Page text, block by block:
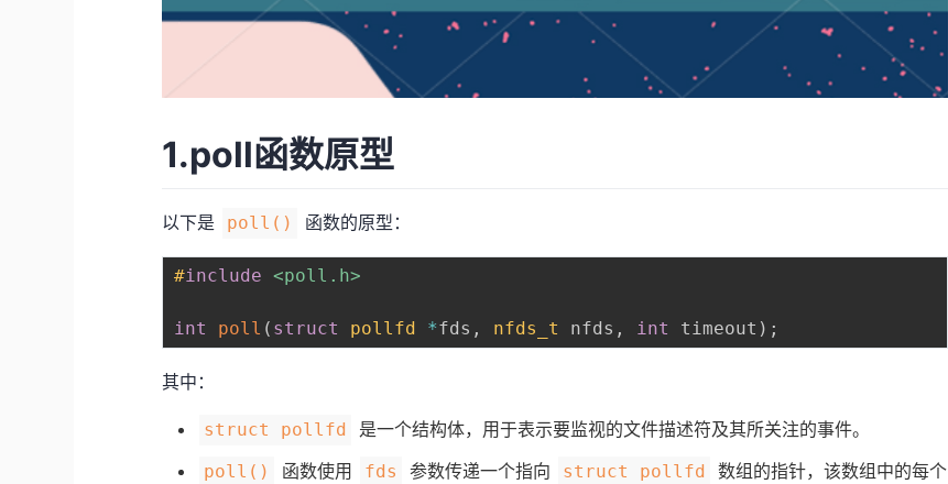
1.poll函数原型
以下是 poll() 函数的原型：
#include <poll.h>
int poll ( struct pollfd *fds , nfds_t nfds , int timeout ) ;
其中：
struct pollfd 是一个结构体，用于表示要监视的文件描述符及其所关注的事件。
poll() 函数使用 fds 参数传递一个指向 struct pollfd
数组的指针，该数组中的每个